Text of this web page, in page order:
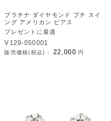
プラチナ ダイヤモンド プチ スイ
ング アメリカン ピアス
プレゼントに最適
V129-050001
販売価格(税込)： 22,000 円